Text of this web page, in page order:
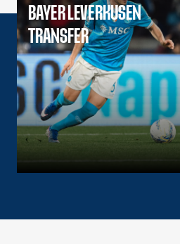
BAYER LEVERKUSEN
TRANSFER